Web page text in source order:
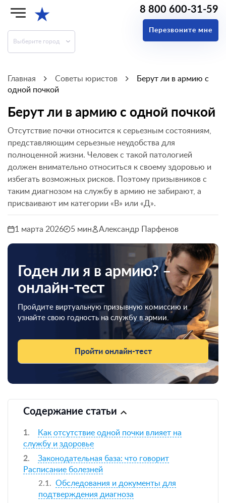
★
Выберите город
8 800 600-31-59
Перезвоните мне
Главная Советы юристов
Берут ли в армию с
одной почкой
Берут ли в армию с одной почкой
Отсутствие почки относится к серьезным состояниям,
представляющим серьезные неудобства для
полноценной жизни. Человек с такой патологией
должен внимательно относиться к своему здоровью и
избегать возможных рисков. Поэтому призывников с
таким диагнозом на службу в армию не забирают, а
присваивают им категории «В» или «Д».
1 марта 2026 5 мин Александр Парфенов
Годен ли я в армию? –
онлайн-тест
Пройдите виртуальную призывную комиссию и
узнайте свою годность на службу в армии.
Пройти онлайн-тест
Содержание статьи
Как отсутствие одной почки влияет на
службу и здоровье
Законодательная база: что говорит
Расписание болезней
Обследования и документы для
подтверждения диагноза